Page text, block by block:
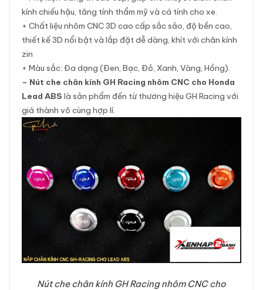
kính chiếu hậu, tăng tính thẩm mỹ và cá tính cho xe.
+ Chất liệu nhôm CNC 3D cao cấp sắc sảo, độ bền cao,
thiết kế 3D nổi bật và lắp đặt dễ dàng, khít với chân kính
zin
+ Màu sắc: Đa dạng (Đen, Bạc, Đỏ, Xanh, Vàng, Hồng).
– Nút che chân kính GH Racing nhôm CNC cho Honda
Lead ABS là sản phẩm đến từ thương hiệu GH Racing với
giá thành vô cùng hợp lí.
Nút che chân kính GH Racing nhôm CNC cho